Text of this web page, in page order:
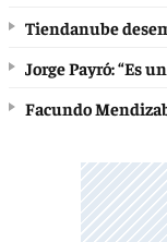
Tiendanube
Jorge Payró: “Es
Facundo